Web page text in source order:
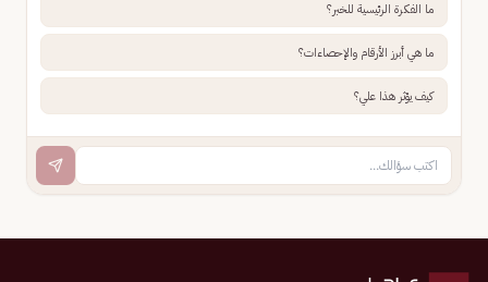
ما الفكرة الرئيسية للخبر؟
ما هي أبرز الأرقام والإحصاءات؟
كيف يؤثر هذا علي؟